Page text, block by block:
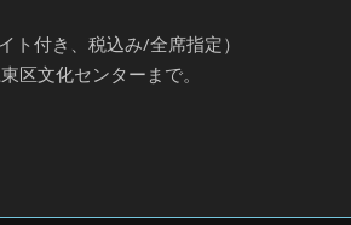
付き、税込み/全席指定）
区文化センターまで。